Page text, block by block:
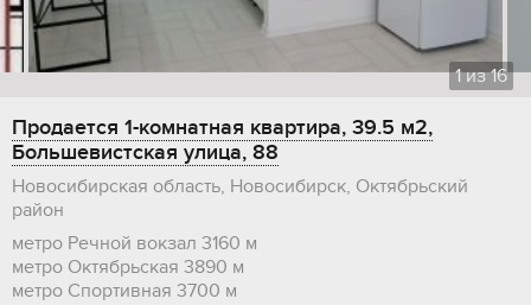
1из16
Продается 1-комнатная квартира, 39.5 м2,
Большевистская улица, 88
Новосибирская область, Новосибирск, Октябрьский
район
метро Речной вокзал 3160 м
метро Октябрьская 3890 м
метро Спортивная 3700 м